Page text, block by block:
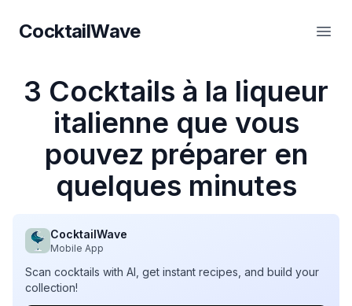
CocktailWave
CocktailWave
3 Cocktails à la liqueur
italienne que vous
pouvez préparer en
quelques minutes
CocktailWave
Mobile App
Scan cocktails with AI, get instant recipes, and build your
collection!